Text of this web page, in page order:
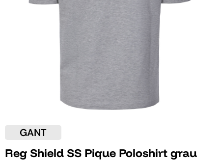
GANT
Reg Shield SS Pique Poloshirt grau